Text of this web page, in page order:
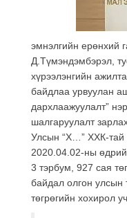
эмнэлгийн ерөнхий
Д.Түмэндэмбэрэл,
хүрээлэнгийн
байдлаа урвуулан
дархлаажуулалт”
шалгаруулалт
Улсын “Х…” ХХК-
2020.04.02-ны
3 тэрбум, 927 сая
байдал олгон улсын
төгрөгийн хохирол